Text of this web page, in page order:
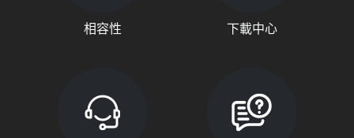
相容性 下載中心